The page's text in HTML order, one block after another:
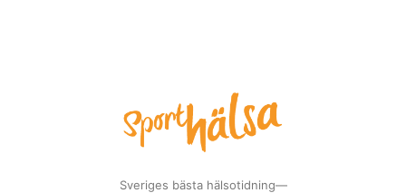
Sveriges bästa hälsotidning—